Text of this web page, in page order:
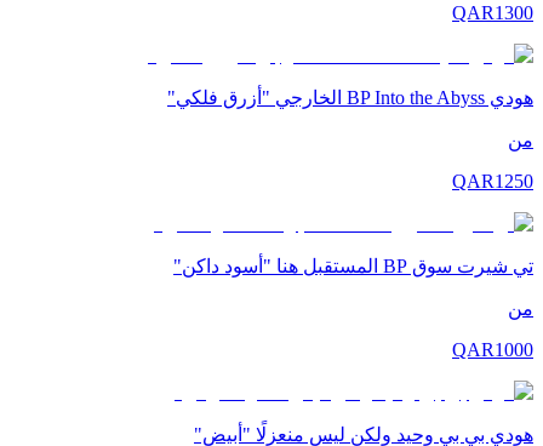
QAR1300
هودي BP Into the Abyss الخارجي "أزرق فلكي"
من
QAR1250
تي شيرت سوق BP المستقبل هنا "أسود داكن"
من
QAR1000
هودي بي بي وحيد ولكن ليس منعزلًا "أبيض"